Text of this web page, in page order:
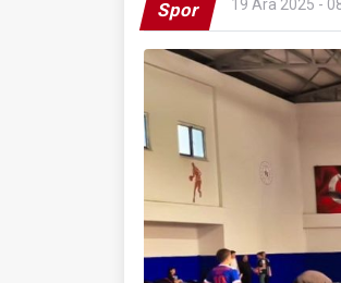
Spor 19 Ara 2025 -